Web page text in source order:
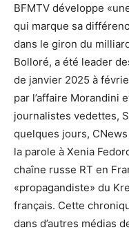
BFMTV développe
qui marque sa
dans le giron du
Bolloré, a été leader
de janvier 2025 à
par l’affaire Morandini
journalistes vedettes,
quelques jours,
la parole à Xenia
chaîne russe RT en
«propagandiste» du
français. Cette
dans d’autres médias